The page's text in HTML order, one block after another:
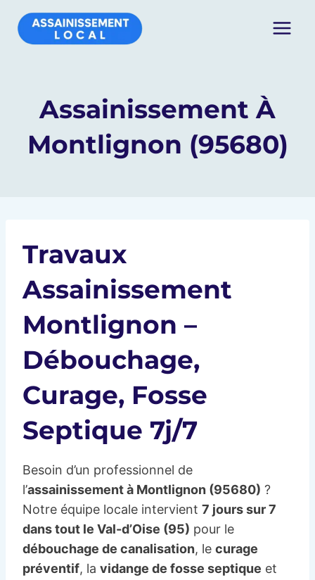
contenu
Assainissement À
Montlignon (95680)
Travaux
Assainissement
Montlignon –
Débouchage,
Curage, Fosse
Septique 7j/7
Besoin d’un professionnel de
l’assainissement à Montlignon (95680) ?
Notre équipe locale intervient 7 jours sur 7
dans tout le Val-d’Oise (95) pour le
débouchage de canalisation, le curage
préventif, la vidange de fosse septique et